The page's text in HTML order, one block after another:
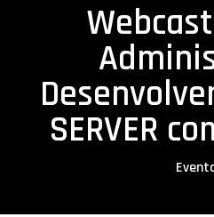
SERVER